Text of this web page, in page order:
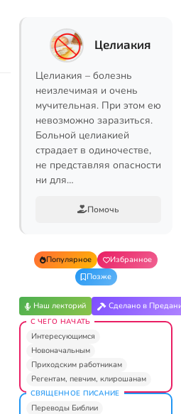
Целиакия
Целиакия – болезнь
неизлечимая и очень
мучительная. При этом ею
невозможно заразиться.
Больной целиакией
страдает в одиночестве,
не представляя опасности
ни для…
Помочь
Популярное
Избранное
Позже
Наш лекторий Сделано в
С ЧЕГО НАЧАТЬ
Интересующимся
Новоначальным
Приходским работникам
Регентам, певчим, клирошанам
СВЯЩЕННОЕ ПИСАНИЕ
Переводы Библии